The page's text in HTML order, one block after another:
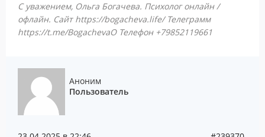
С уважением, Ольга Богачева. Психолог онлайн /
офлайн. Сайт https://bogacheva.life/ Телеграмм
https://t.me/BogachevaO Телефон +79852119661
Аноним
Пользователь